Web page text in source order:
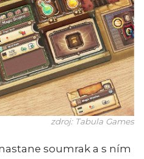
zdroj: Tabula Games
soumrak a s ním